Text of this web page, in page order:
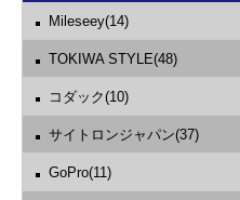
Mileseey(14)
TOKIWA STYLE(48)
コダック(10)
サイトロンジャパン(37)
GoPro(11)